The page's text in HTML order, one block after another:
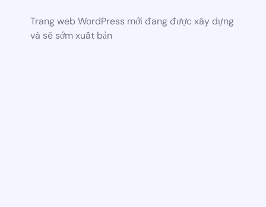
Trang web WordPress mới đang được xây dựng
và sẽ sớm xuất bản